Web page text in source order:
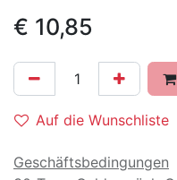
€ 10,85
Auf die Wunschliste
Geschäftsbedingungen